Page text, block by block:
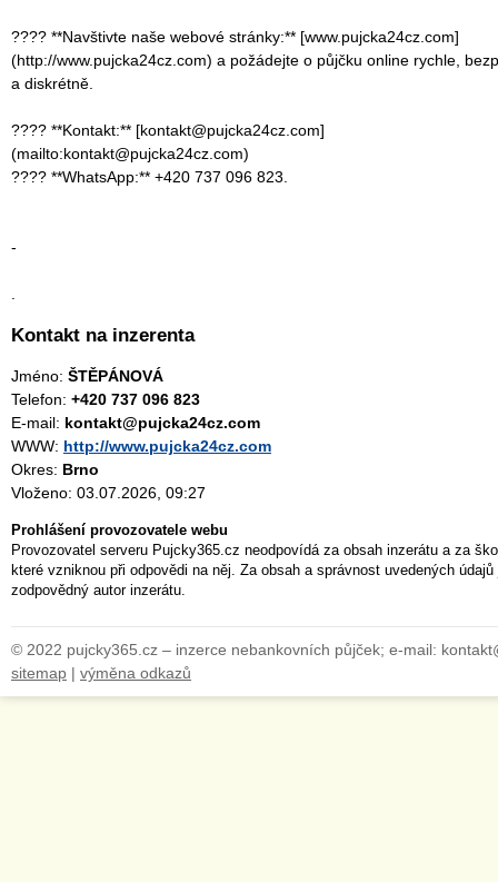
???? **Navštivte naše webové stránky:** [www.pujcka24cz.com]
(http://www.pujcka24cz.com) a požádejte o půjčku online rychle,
a diskrétně.
???? **Kontakt:** [kontakt@pujcka24cz.com]
(mailto:kontakt@pujcka24cz.com)
???? **WhatsApp:** +420 737 096 823.
-
Kontakt na inzerenta
Jméno: ŠTĚPÁNOVÁ
Telefon: +420 737 096 823
E-mail: kontakt@pujcka24cz.com
WWW: http://www.pujcka24cz.com
Okres: Brno
Vloženo: 03.07.2026, 09:27
Prohlášení provozovatele webu
Provozovatel serveru Pujcky365.cz neodpovídá za obsah inzerátu a za
které vzniknou při odpovědi na něj. Za obsah a správnost uvedených
zodpovědný autor inzerátu.
© 2022 pujcky365.cz – inzerce nebankovních půjček; e-mail:
sitemap | výměna odkazů